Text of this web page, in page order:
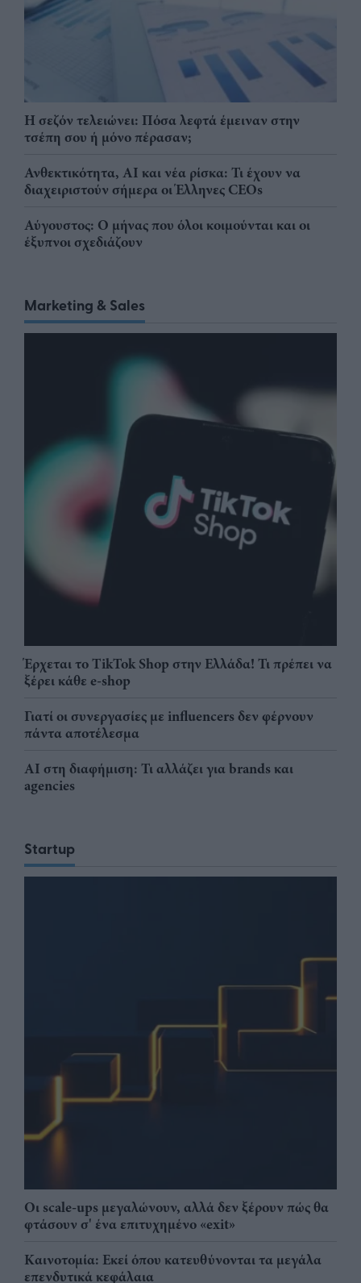
Η σεζόν τελειώνει: Πόσα λεφτά έμειναν στην
τσέπη σου ή μόνο πέρασαν;
Ανθεκτικότητα, AI και νέα ρίσκα: Τι έχουν να
διαχειριστούν σήμερα οι Έλληνες CEOs
Αύγουστος: Ο μήνας που όλοι κοιμούνται και οι
έξυπνοι σχεδιάζουν
Marketing & Sales
Έρχεται το TikTok Shop στην Ελλάδα! Τι πρέπει να
ξέρει κάθε e-shop
Γιατί οι συνεργασίες με influencers δεν φέρνουν
πάντα αποτέλεσμα
AI στη διαφήμιση: Τι αλλάζει για brands και
agencies
Startup
Οι scale-ups μεγαλώνουν, αλλά δεν ξέρουν πώς θα
φτάσουν σ' ένα επιτυχημένο «exit»
Καινοτομία: Εκεί όπου κατευθύνονται τα μεγάλα
επενδυτικά κεφάλαια